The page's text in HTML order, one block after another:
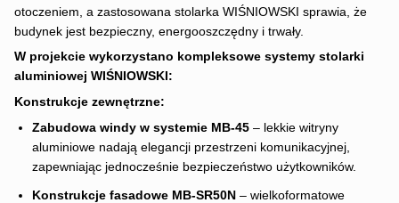
otoczeniem, a zastosowana stolarka WIŚNIOWSKI sprawia, że
budynek jest bezpieczny, energooszczędny i trwały.
W projekcie wykorzystano kompleksowe systemy stolarki
aluminiowej WIŚNIOWSKI:
Konstrukcje zewnętrzne:
Zabudowa windy w systemie MB-45 – lekkie witryny
aluminiowe nadają elegancji przestrzeni komunikacyjnej,
zapewniając jednocześnie bezpieczeństwo użytkowników.
Konstrukcje fasadowe MB-SR50N – wielkoformatowe